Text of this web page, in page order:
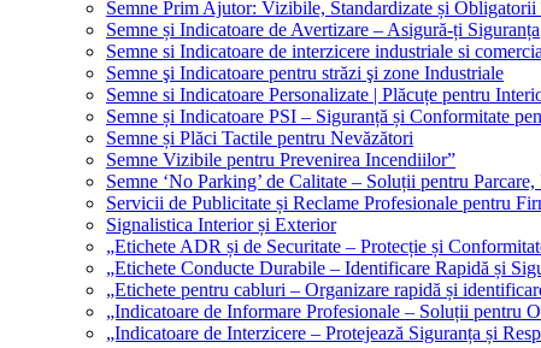
Semne Prim Ajutor: Vizibile, Standardizate și Obligatorii
Semne și Indicatoare de Avertizare – Asigură-ți Siguranța
Semne si Indicatoare de interzicere industriale si
Semne şi Indicatoare pentru străzi şi zone Industriale
Semne si Indicatoare Personalizate | Plăcuțe pentru
Semne și Indicatoare PSI – Siguranță și Conformitate
Semne și Plăci Tactile pentru Nevăzători
Semne Vizibile pentru Prevenirea Incendiilor”
Semne ‘No Parking’ de Calitate – Soluții pentru
Servicii de Publicitate și Reclame Profesionale pentru
Signalistica Interior și Exterior
„Etichete ADR și de Securitate – Protecție și
„Etichete Conducte Durabile – Identificare Rapidă și
„Etichete pentru cabluri – Organizare rapidă și
„Indicatoare de Informare Profesionale – Soluții pentru
„Indicatoare de Interzicere – Protejează Siguranța și